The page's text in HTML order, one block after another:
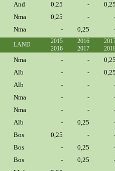
And 0,25 -
Nma 0,25 -
Nma - 0,25
LAND
2015
2016
2016
2017
Nma - -
Alb - -
Alb - -
Nma - -
Nma - -
Alb - 0,25
Bos 0,25 -
Bos - 0,25
Bos - 0,25